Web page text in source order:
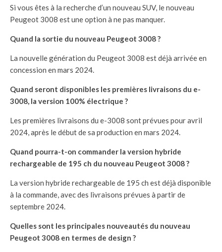
Si vous êtes à la recherche d’un nouveau SUV, le nouveau
Peugeot 3008 est une option à ne pas manquer.
Quand la sortie du nouveau Peugeot 3008 ?
La nouvelle génération du Peugeot 3008 est déjà arrivée en
concession en mars 2024.
Quand seront disponibles les premières livraisons du e-
3008, la version 100% électrique ?
Les premières livraisons du e-3008 sont prévues pour avril
2024, après le début de sa production en mars 2024.
Quand pourra-t-on commander la version hybride
rechargeable de 195 ch du nouveau Peugeot 3008 ?
La version hybride rechargeable de 195 ch est déjà disponible
à la commande, avec des livraisons prévues à partir de
septembre 2024.
Quelles sont les principales nouveautés du nouveau
Peugeot 3008 en termes de design ?